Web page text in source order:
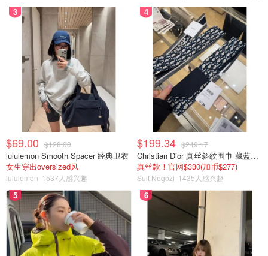
3
$69.00 $128.00
lululemon Smooth Spacer 经典卫衣
女生穿出oversized风
lululemon 1537人感兴趣
4
$199.34 $249.17
Christian Dior 真丝斜纹围巾 藏蓝米色
真丝款！官网$330(加币$277)
Suit Negozi 1435人感兴趣
5 6